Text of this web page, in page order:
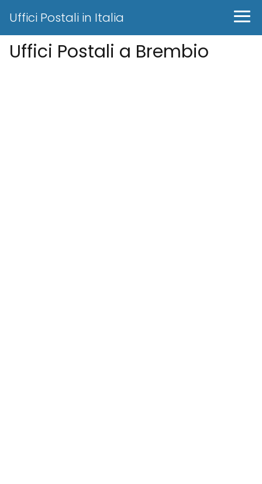
Uffici Postali in Italia
Uffici Postali a Brembio